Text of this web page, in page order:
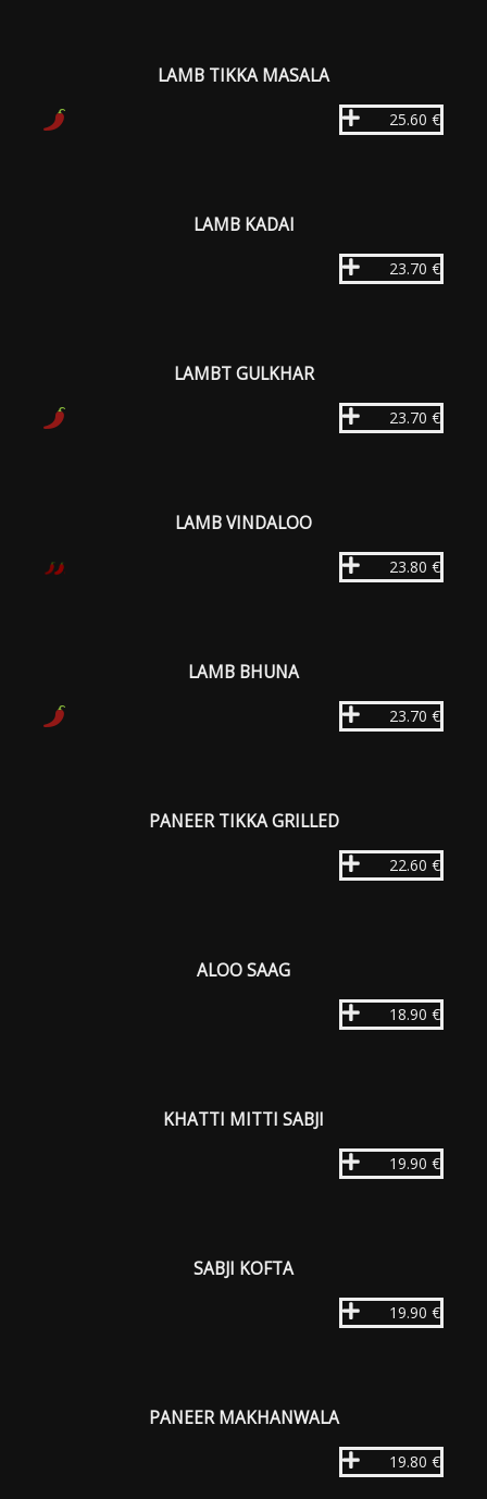
LAMB TIKKA MASALA
25.60 €
LAMB KADAI
23.70 €
LAMBT GULKHAR
23.70 €
LAMB VINDALOO
23.80 €
LAMB BHUNA
23.70 €
PANEER TIKKA GRILLED
22.60 €
ALOO SAAG
18.90 €
KHATTI MITTI SABJI
19.90 €
SABJI KOFTA
19.90 €
PANEER MAKHANWALA
19.80 €